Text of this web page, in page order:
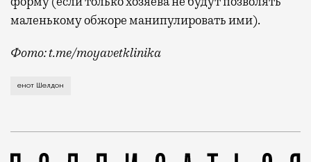
маленькому обжоре манипулировать ими).
Фото: t.me/moyavetklinika
Еноты Шелдон и Леонард (владельцы назвали их в
енот Шелдон